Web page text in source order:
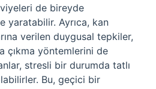
de bireyde
yaratabilir. Ayrıca, kan
verilen duygusal tepkiler,
çıkma yöntemlerini de
stresli bir durumda tatlı
Bu, geçici bir